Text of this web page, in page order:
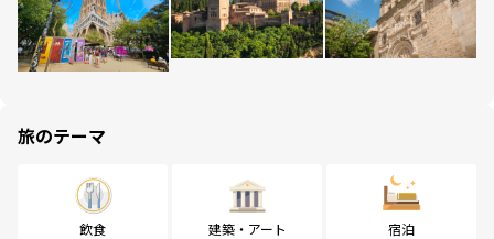
旅のテーマ
飲食 建築・アート 宿泊